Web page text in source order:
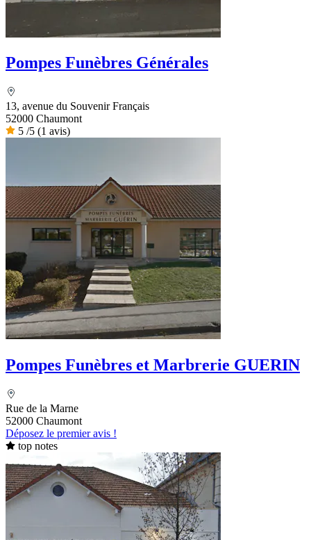
Pompes Funèbres Générales
13, avenue du Souvenir Français
52000 Chaumont
5 /5 (1 avis)
Pompes Funèbres et Marbrerie GUERIN
Rue de la Marne
52000 Chaumont
Déposez le premier avis !
top notes